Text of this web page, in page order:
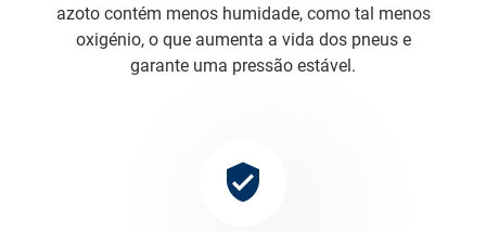
azoto contém menos humidade, como tal menos
oxigénio, o que aumenta a vida dos pneus e
garante uma pressão estável.